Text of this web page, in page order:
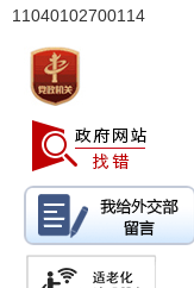
11040102700114